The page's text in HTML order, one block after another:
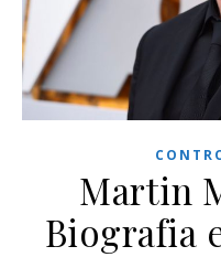
Martin
Biografia